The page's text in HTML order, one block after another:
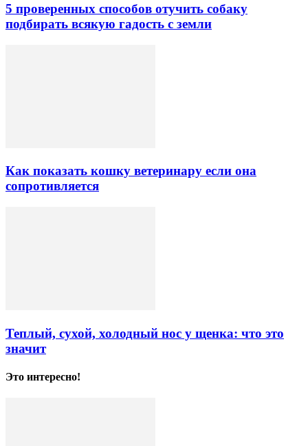
5 проверенных способов отучить собаку
подбирать всякую гадость с земли
Как показать кошку ветеринару если она
сопротивляется
Теплый, сухой, холодный нос у щенка: что это
значит
Это интересно!